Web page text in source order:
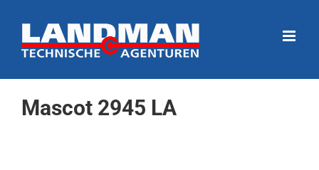
naar
inhoud
Mascot 2945 LA